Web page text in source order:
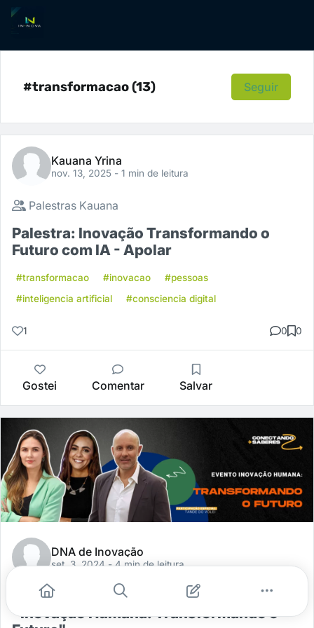
#transformacao (13) Seguir
Kauana Yrina
nov. 13, 2025 - 1 min de leitura
Palestras Kauana
Palestra: Inovação Transformando o
Futuro com IA - Apolar
#transformacao #inovacao
#pessoas
#inteligencia artificial
#consciencia digital
1 0 0
Gostei Comentar Salvar
DNA de Inovação
set. 3, 2024- 4 min de leitura
3 boas razões para participar de
"Inovação Humana: Transformando o